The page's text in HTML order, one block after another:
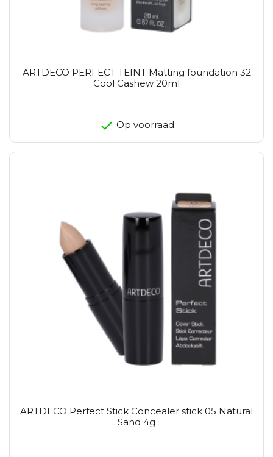
ARTDECO PERFECT TEINT Matting foundation 32
Cool Cashew 20ml
Op voorraad
ARTDECO Perfect Stick Concealer stick 05 Natural
Sand 4g